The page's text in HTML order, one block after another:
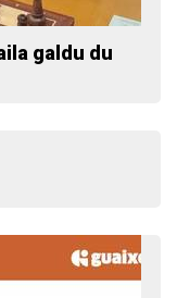
galdu du